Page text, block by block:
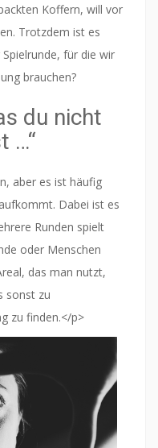
Koffern, will vor
Trotzdem ist es
für die wir
brauchen?
du nicht
…“
aber es ist häufig
Dabei ist es
Runden spielt
oder Menschen
das man nutzt,
sonst zu
zu finden.</p>